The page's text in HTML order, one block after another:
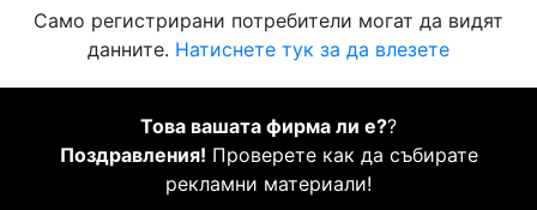
Само регистрирани потребители могат да видят
данните. Натиснете тук за да влезете
Това вашата фирма ли е??
Поздравления! Проверете как да събирате
рекламни материали!